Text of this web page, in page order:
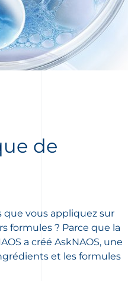
de
que vous appliquez sur
formules ? Parce que la
a créé AskNAOS, une
et les formules